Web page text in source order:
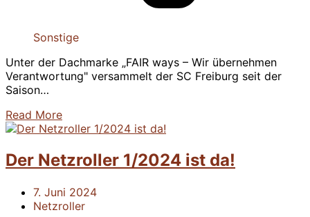
Sonstige
Unter der Dachmarke „FAIR ways – Wir übernehmen
Verantwortung" versammelt der SC Freiburg seit der
Saison…
Read More
Der Netzroller 1/2024 ist da!
7. Juni 2024
Netzroller